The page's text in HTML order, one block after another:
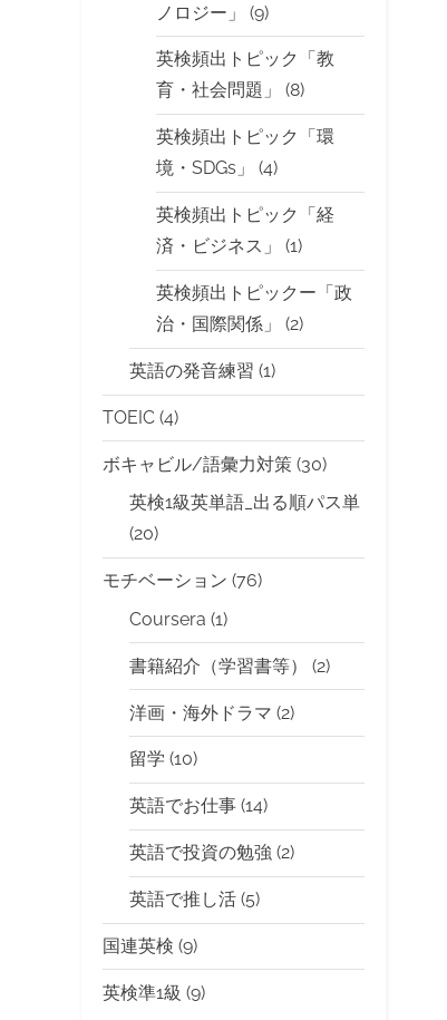
ノロジー」
(9)
英検頻出トピック「教
育・社会問題」
(8)
英検頻出トピック「環
境・SDGs」
(4)
英検頻出トピック「経
済・ビジネス」
(1)
英検頻出トピックー「政
治・国際関係」
(2)
英語の発音練習 (1)
TOEIC (4)
ボキャビル/語彙力対策 (30)
英検1級英単語_出る順パス単
(20)
モチベーション (76)
Coursera (1)
書籍紹介（学習書等） (2)
洋画・海外ドラマ (2)
留学 (10)
英語でお仕事 (14)
英語で投資の勉強 (2)
英語で推し活 (5)
国連英検 (9)
英検準1級 (9)